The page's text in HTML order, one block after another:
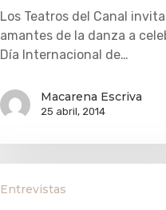
Los Teatros del Canal
amantes de la danza a
Día Internacional de…
Macarena Escriva
25 abril, 2014
Entrevistas